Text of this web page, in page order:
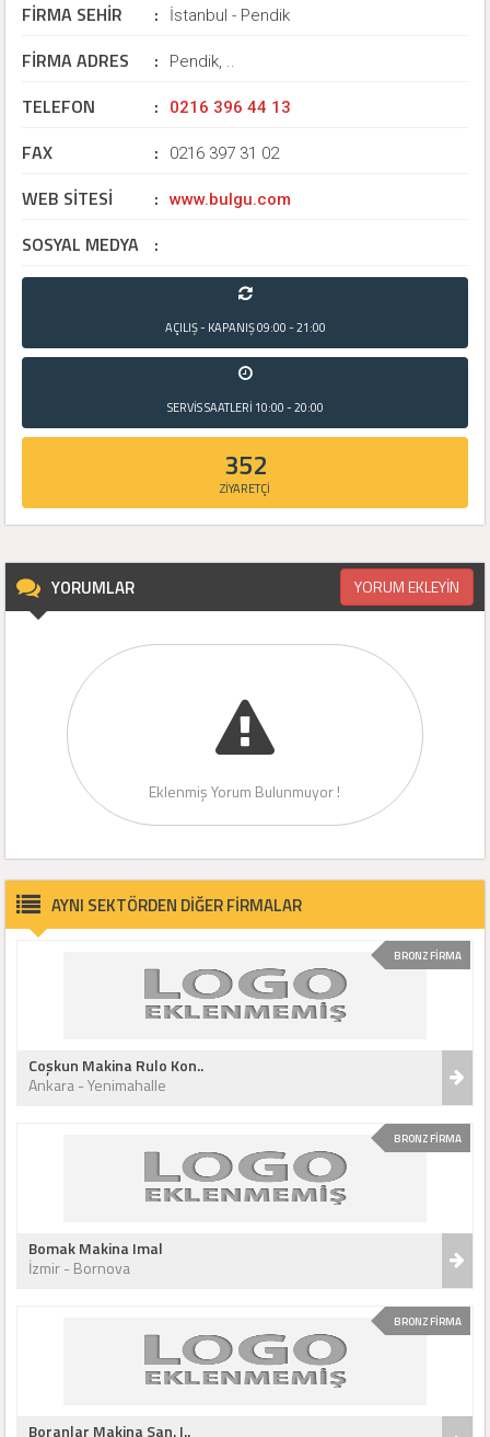
FİRMA SEHİR : İstanbul - Pendik
FİRMA ADRES : Pendik, ..
TELEFON : 0216 396 44 13
FAX : 0216 397 31 02
WEB SİTESİ : www.bulgu.com
SOSYAL MEDYA :
AÇILIŞ - KAPANIŞ09:00 - 21:00
SERVİS SAATLERİ 10:00 - 20:00
352
ZİYARETÇİ
YORUMLAR YORUM EKLEYİN
Eklenmiş Yorum Bulunmuyor !
AYNI SEKTÖRDEN DİĞER FİRMALAR
BRONZ FİRMA
Coşkun Makina Rulo Kon..
Ankara - Yenimahalle
BRONZ FİRMA
Bomak Makina Imal
İzmir - Bornova
BRONZ FİRMA
Boranlar Makina San. I..